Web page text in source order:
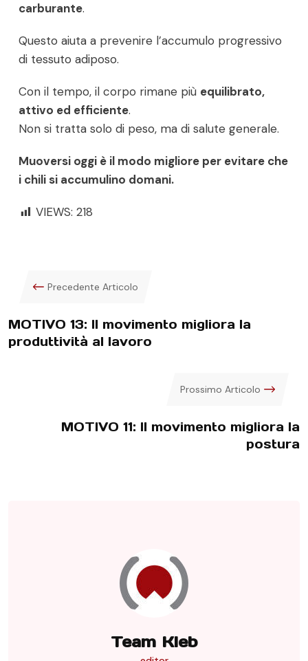
carburante.
Questo aiuta a prevenire l’accumulo progressivo
di tessuto adiposo.
Con il tempo, il corpo rimane più equilibrato,
attivo ed efficiente.
Non si tratta solo di peso, ma di salute generale.
Muoversi oggi è il modo migliore per evitare che
i chili si accumulino domani.
VIEWS: 218
Precedente Articolo
MOTIVO 13: Il movimento migliora la
produttività al lavoro
Prossimo Articolo
MOTIVO 11: Il movimento migliora la
postura
Team Kleb